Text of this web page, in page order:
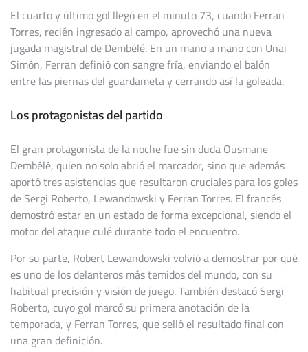
El cuarto y último gol llegó en el minuto 73, cuando Ferran
Torres, recién ingresado al campo, aprovechó una nueva
jugada magistral de Dembélé. En un mano a mano con Unai
Simón, Ferran definió con sangre fría, enviando el balón
entre las piernas del guardameta y cerrando así la goleada.
Los protagonistas del partido
El gran protagonista de la noche fue sin duda Ousmane
Dembélé, quien no solo abrió el marcador, sino que además
aportó tres asistencias que resultaron cruciales para los goles
de Sergi Roberto, Lewandowski y Ferran Torres. El francés
demostró estar en un estado de forma excepcional, siendo el
motor del ataque culé durante todo el encuentro.
Por su parte, Robert Lewandowski volvió a demostrar por qué
es uno de los delanteros más temidos del mundo, con su
habitual precisión y visión de juego. También destacó Sergi
Roberto, cuyo gol marcó su primera anotación de la
temporada, y Ferran Torres, que selló el resultado final con
una gran definición.